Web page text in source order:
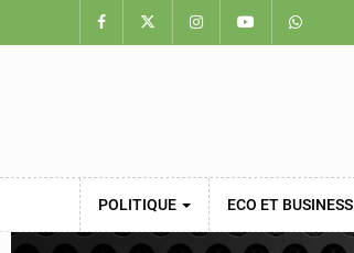
POLITIQUE ECO ET BUSINESS